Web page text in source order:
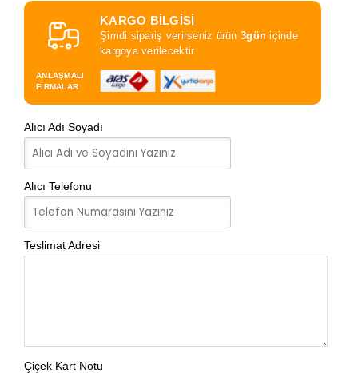
KARGO BİLGİSİ
Şimdi sipariş verirseniz ürün 3gün içinde
kargoya verilecektir.
ANLAŞMALI
FİRMALAR
Alıcı Adı Soyadı
Alıcı Telefonu
Teslimat Adresi
Çiçek Kart Notu